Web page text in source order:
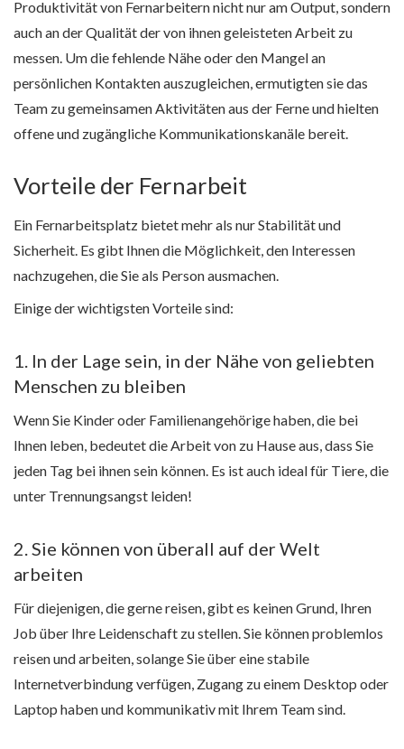
Produktivität von Fernarbeitern nicht nur am Output, sondern
auch an der Qualität der von ihnen geleisteten Arbeit zu
messen. Um die fehlende Nähe oder den Mangel an
persönlichen Kontakten auszugleichen, ermutigten sie das
Team zu gemeinsamen Aktivitäten aus der Ferne und hielten
offene und zugängliche Kommunikationskanäle bereit.
Vorteile der Fernarbeit
Ein Fernarbeitsplatz bietet mehr als nur Stabilität und
Sicherheit. Es gibt Ihnen die Möglichkeit, den Interessen
nachzugehen, die Sie als Person ausmachen.
Einige der wichtigsten Vorteile sind:
1. In der Lage sein, in der Nähe von geliebten
Menschen zu bleiben
Wenn Sie Kinder oder Familienangehörige haben, die bei
Ihnen leben, bedeutet die Arbeit von zu Hause aus, dass Sie
jeden Tag bei ihnen sein können. Es ist auch ideal für Tiere, die
unter Trennungsangst leiden!
2. Sie können von überall auf der Welt
arbeiten
Für diejenigen, die gerne reisen, gibt es keinen Grund, Ihren
Job über Ihre Leidenschaft zu stellen. Sie können problemlos
reisen und arbeiten, solange Sie über eine stabile
Internetverbindung verfügen, Zugang zu einem Desktop oder
Laptop haben und kommunikativ mit Ihrem Team sind.